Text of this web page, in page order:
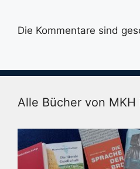
Die Kommentare sind
Alle Bücher von MKH